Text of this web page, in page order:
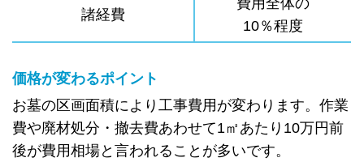
諸経費
費用全体の
10％程度
価格が変わるポイント
お墓の区画面積により工事費用が変わります。作業
費や廃材処分・撤去費あわせて1㎡あたり10万円前
後が費用相場と言われることが多いです。